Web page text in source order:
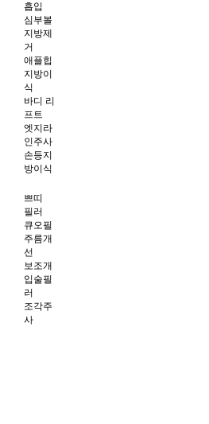
흡입
심부볼
지방제
거
애플힙
지방이
식
바디 리
프트
엣지라
인주사
손등지
방이식
쁘띠
필러
큐오필
주름개
선
보조개
입술필
러
조각주
사